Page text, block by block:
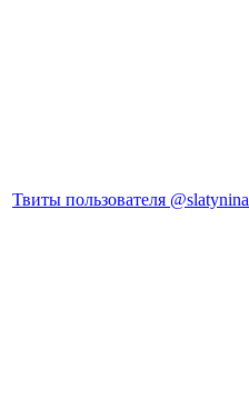
Твиты пользователя @slatynina